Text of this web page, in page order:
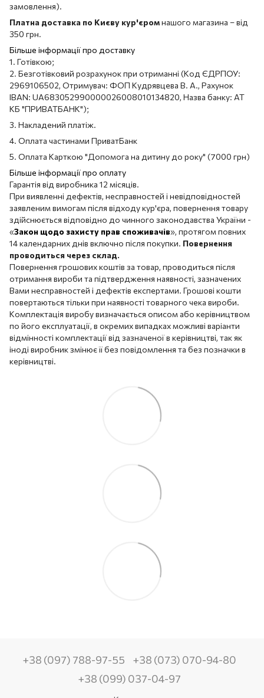
замовлення).
Платна доставка по Києву кур'єромнашого магазина – від
350 грн.
Більше інформації про доставку
1. Готівкою;
2. Безготівковий розрахунок при отриманні (Код ЄДРПОУ:
2969106502, Отримувач: ФОП Кудрявцева В. А., Рахунок
IBAN: UA683052990000026008010134820, Назва банку: АТ
КБ "ПРИВАТБАНК");
3. Накладений платіж.
4. Оплата частинами ПриватБанк
5. Оплата Карткою "Допомога на дитину до року" (7000 грн)
Більше інформації про оплату
Гарантія від виробника 12 місяців.
При виявленні дефектів, несправностей і невідповідностей
заявленим вимогам після відходу кур'єра, повернення товару
здійснюється відповідно до чинного законодавства України -
«Закон щодо захисту прав споживачів», протягом повних
14 календарних днів включно після покупки. Повернення
проводиться через склад.
Повернення грошових коштів за товар, проводиться після
отримання вироби та підтвердження наявності, зазначених
Вами несправностей і дефектів експертами. Грошові кошти
повертаються тільки при наявності товарного чека вироби.
Комплектація виробу визначається описом або керівництвом
по його експлуатації, в окремих випадках можливі варіанти
відмінності комплектації від зазначеної в керівництві, так як
іноді виробник змінює її без повідомлення та без позначки в
керівництві.
+38 (097) 788-97-55
+38 (073) 070-94-80
+38 (099) 037-04-97